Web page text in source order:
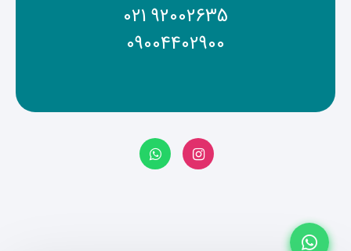
021 92002635
09004402900